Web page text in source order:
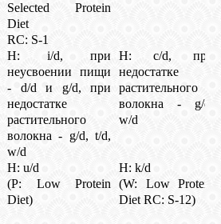
Selected Protein
Diet
RC: S-1
H: i/d, при
неусвоении пищи
- d/d и g/d, при
недостатке
растительного
волокна - g/d, t/d,
w/d
H: c/d, при
недостатке
растительного
волокна - g/d,
w/d
H: u/d
(P: Low Protein
Diet)
H: k/d
(W: Low Protein
Diet RC: S-12)